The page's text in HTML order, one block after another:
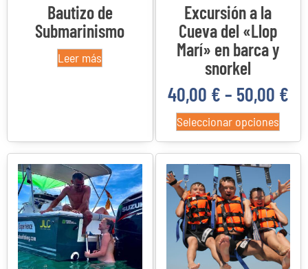
Bautizo de
Submarinismo
Leer más
Excursión a la
Cueva del «Llop
Marí» en barca y
snorkel
40,00 € – 50,00 €
Seleccionar opciones